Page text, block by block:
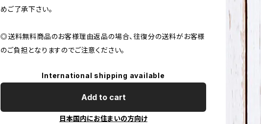
めご了承下さい。
◎送料無料商品のお客様理由返品の場合、往復分の送料がお客様
のご負担となりますのでご注意ください。
International shipping available
Add to cart
日本国内にお住まいの方向け